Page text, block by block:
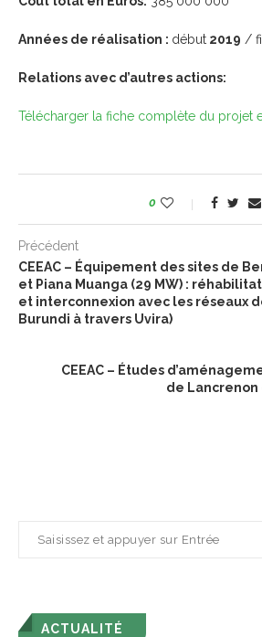
Années de réalisation : début 2019 /
Relations avec d’autres actions:
Télécharger la fiche complète du projet
0
Précédent
CEEAC – Équipement des sites de
et Piana Muanga (29 MW) :
et interconnexion avec les réseaux
Burundi à travers Uvira)
CEEAC – Études
de Lancrenon
ACTUALITÉ